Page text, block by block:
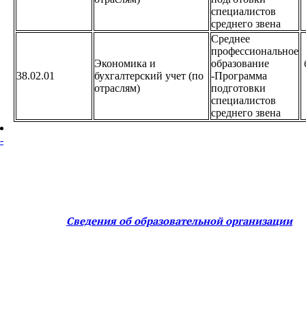
специалистов
среднего звена
38.02.01
Экономика и
бухгалтерский учет (по
отраслям)
Среднее
профессиональное
образование
-Программа
подготовки
специалистов
среднего звена
-
Сведения об образовательной организации